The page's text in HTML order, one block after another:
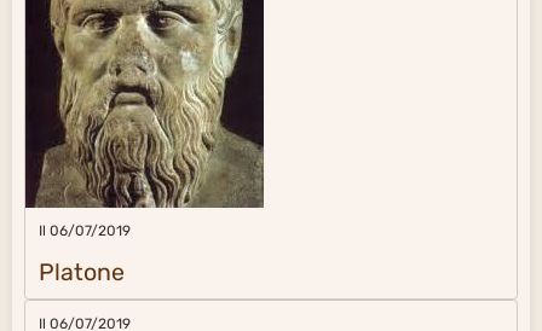
Il 06/07/2019
Platone
Il 06/07/2019